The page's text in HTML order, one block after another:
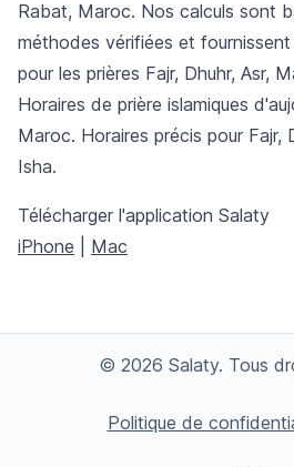
Rabat, Maroc. Nos calculs sont
méthodes vérifiées et
pour les prières Fajr, Dhuhr, Asr,
Horaires de prière islamiques
Maroc. Horaires précis pour Fajr,
Isha.
Télécharger l'application Salaty
iPhone
Mac
© 2026 Salaty. Tous
Politique de